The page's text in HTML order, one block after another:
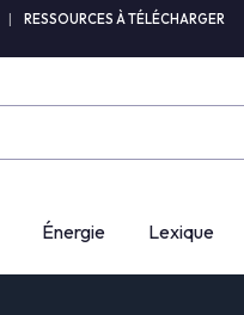
RESSOURCES À TÉLÉCHARGER
Énergie Lexique